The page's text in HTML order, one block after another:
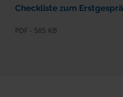
Checkliste zum
PDF - 585 KB